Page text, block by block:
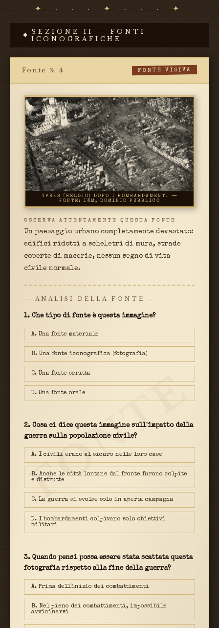
✦ · · · ✦ · · · ✦
✦ SEZIONE II — FONTI
ICONOGRAFICHE
FONTE
Fonte № 4 FONTE VISIVA
YPRES (BELGIO) DOPO I BOMBARDAMENTI —
FONTE: IWM, DOMINIO PUBBLICO
OSSERVA ATTENTAMENTE QUESTA FONTE
Un paesaggio urbano completamente devastato:
edifici ridotti a scheletri di mura, strade
coperte di macerie, nessun segno di vita
civile normale.
— ANALISI DELLA FONTE —
1. Che tipo di fonte è questa immagine?
A. Una fonte materiale
B. Una fonte iconografica (fotografia)
C. Una fonte scritta
D. Una fonte orale
2. Cosa ci dice questa immagine sull'impatto della
guerra sulla popolazione civile?
A. I civili erano al sicuro nelle loro case
B. Anche le città lontane dal fronte furono colpite
e distrutte
C. La guerra si svolse solo in aperta campagna
D. I bombardamenti colpivano solo obiettivi
militari
3. Quando pensi possa essere stata scattata questa
fotografia rispetto alla fine della guerra?
A. Prima dell'inizio dei combattimenti
B. Nel pieno dei combattimenti, impossibile
avvicinarsi